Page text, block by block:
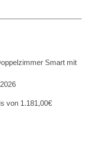
Smart mit
von 1.181,00€